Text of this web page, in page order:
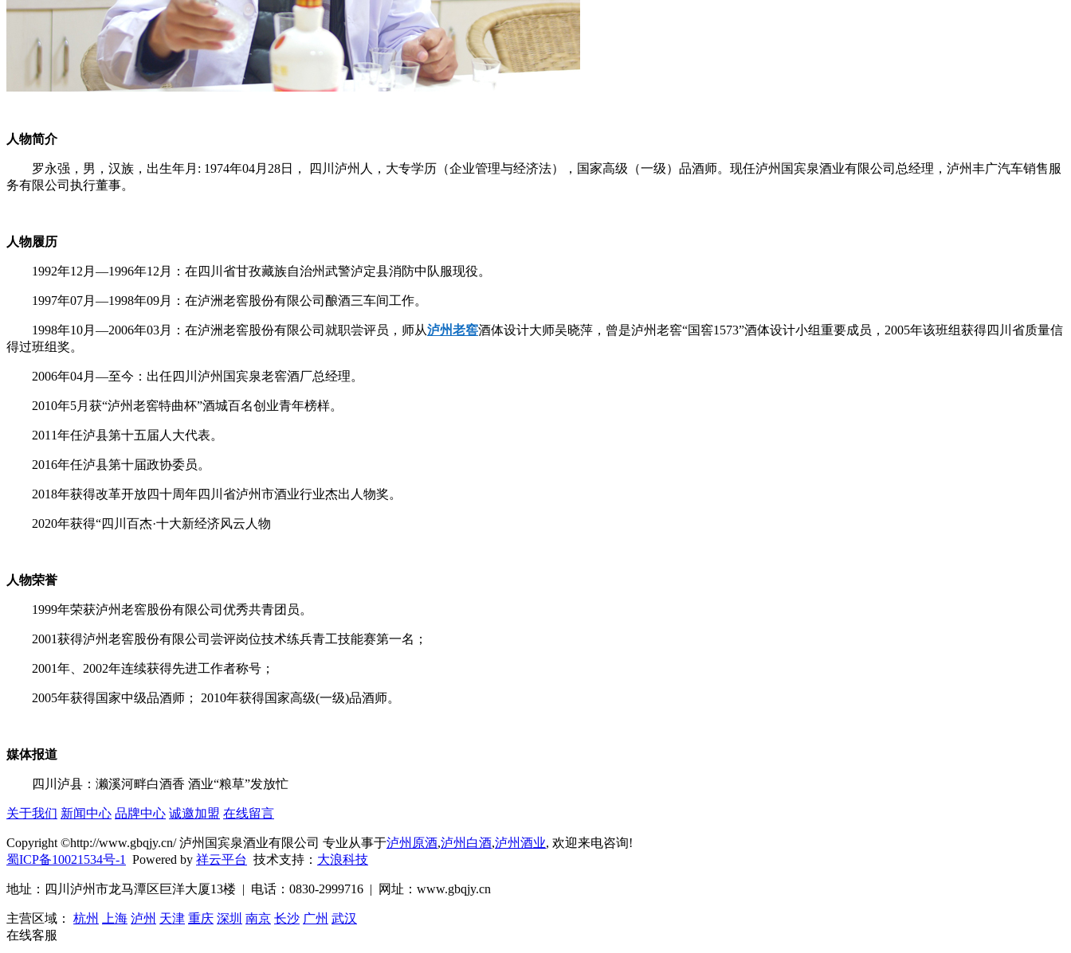
人物简介
罗永强，男，汉族，出生年月: 1974年04月28日， 四川泸州人，大专学历（企业管理与经济法），国家高级（一级）品酒师。现任泸州国宾泉酒业有限公司总经理，泸州丰广汽车销售服
务有限公司执行董事。
人物履历
1992年12月—1996年12月：在四川省甘孜藏族自治州武警泸定县消防中队服现役。
1997年07月—1998年09月：在泸洲老窖股份有限公司酿酒三车间工作。
1998年10月—2006年03月：在泸洲老窖股份有限公司就职尝评员，师从泸州老窖酒体设计大师吴晓萍，曾是泸州老窖“国窖1573”酒体设计小组重要成员，2005年该班组获得四川省质量信
得过班组奖。
2006年04月—至今：出任四川泸州国宾泉老窖酒厂总经理。
2010年5月获“泸州老窖特曲杯”酒城百名创业青年榜样。
2011年任泸县第十五届人大代表。
2016年任泸县第十届政协委员。
2018年获得改革开放四十周年四川省泸州市酒业行业杰出人物奖。
2020年获得“四川百杰·十大新经济风云人物
人物荣誉
1999年荣获泸州老窖股份有限公司优秀共青团员。
2001获得泸州老窖股份有限公司尝评岗位技术练兵青工技能赛第一名；
2001年、2002年连续获得先进工作者称号；
2005年获得国家中级品酒师； 2010年获得国家高级(一级)品酒师。
媒体报道
四川泸县：濑溪河畔白酒香 酒业“粮草”发放忙
关于我们 新闻中心 品牌中心 诚邀加盟 在线留言
Copyright ©http://www.gbqjy.cn/ 泸州国宾泉酒业有限公司 专业从事于泸州原酒,泸州白酒,泸州酒业, 欢迎来电咨询!
蜀ICP备10021534号-1
Powered by 祥云平台 技术支持： 大浪科技
地址：四川泸州市龙马潭区巨洋大厦13楼 | 电话：0830-2999716 | 网址：www.gbqjy.cn
主营区域： 杭州 上海 泸州 天津 重庆 深圳 南京 长沙 广州 武汉
在线客服